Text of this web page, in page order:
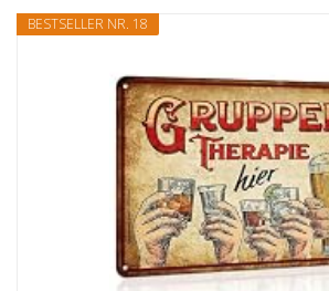
BESTSELLER NR. 18